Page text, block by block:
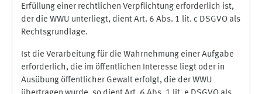
Erfüllung einer rechtlichen Verpflichtung erforderlich ist,
der die WWU unterliegt, dient Art. 6 Abs. 1 lit. c DSGVO als
Rechtsgrundlage.
Ist die Verarbeitung für die Wahrnehmung einer Aufgabe
erforderlich, die im öffentlichen Interesse liegt oder in
Ausübung öffentlicher Gewalt erfolgt, die der WWU